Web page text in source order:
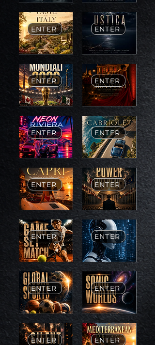
ENTER
ENTER
ENTER
ENTER
ENTER
ENTER
ENTER
ENTER
ENTER
ENTER
ENTER
ENTER
ENTER
ENTER